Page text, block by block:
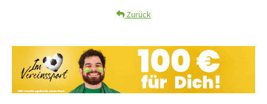
Zurück